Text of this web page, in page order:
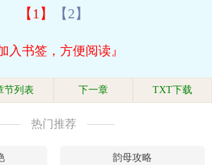
【1】 【2】
入书签，方便阅读』
节列表 下一章 TXT下载
热门推荐
韵母攻略